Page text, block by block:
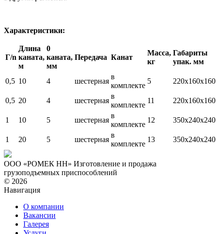
Характеристики:
Г/n
Длина
каната,
м
0
каната,
мм
Передача Канат
Масса,
кг
Габариты
упак. мм
0,5 10 4 шестерная
в
комплекте
5 220x160x160
0,5 20 4 шестерная
в
комплекте
11 220x160x160
1 10 5 шестерная
в
комплекте
12 350x240x240
1 20 5 шестерная
в
комплекте
13 350x240x240
ООО «РОМЕК НН» Изготовление и продажа
грузоподъемных приспособлений
© 2026
Навигация
О компании
Вакансии
Галерея